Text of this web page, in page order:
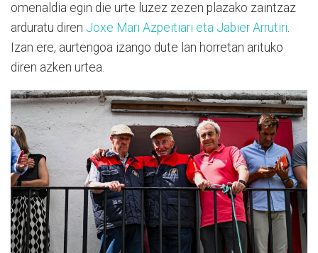
omenaldia egin die urte luzez zezen plazako zaintzaz
arduratu diren Joxe Mari Azpeitiari eta Jabier Arrutiri.
Izan ere, aurtengoa izango dute lan horretan arituko
diren azken urtea.